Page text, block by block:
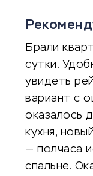
Брали
сутки.
увидеть
вариант с
оказалось
кухня,
— полчаса
спальне.